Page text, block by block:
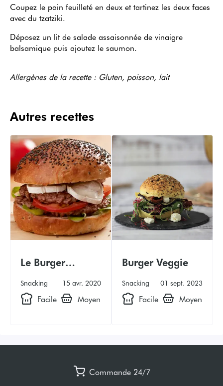
Coupez le pain feuilleté en deux et tartinez les deux faces
avec du tzatziki.
Déposez un lit de salade assaisonnée de vinaigre
balsamique puis ajoutez le saumon.
Allergènes de la recette : Gluten, poisson, lait
Autres recettes
Le Burger
Snacking 15 avr. 2020
Facile Moyen
Burger Veggie
Snacking 01 sept. 2023
Facile Moyen
Commande 24/7